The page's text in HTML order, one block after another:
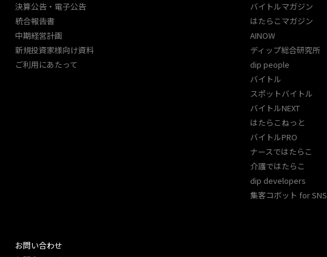
決算公告・電子公告
統合報告書
中期経営計画
新規投資家様向け資料
ご利用にあたって
バイトルマガジン
はたらこマガジン
AINOW
ディップ総合研究所
dip people
バイトル
スポットバイトル
バイトルNEXT
はたらこねっと
バイトルPRO
ナースではたらこ
介護ではたらこ
dip developers
集客コボット for
お問い合わせ